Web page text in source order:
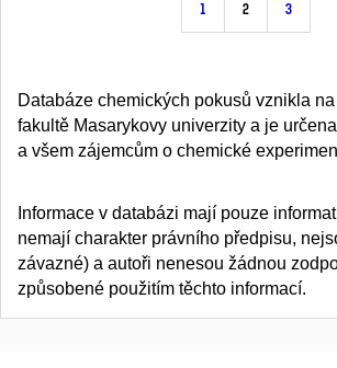
1 2 3
Databáze chemických pokusů vznikla
fakultě Masarykovy univerzity a je
a všem zájemcům o chemické
Informace v databázi mají pouze
nemají charakter právního předpisu,
závazné) a autoři nenesou žádnou
způsobené použitím těchto informací.